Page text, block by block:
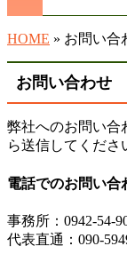
HOME » お問い合
お問い合わせ
弊社へのお問い合
ら送信してくださ
電話でのお問い合
事務所：0942-54-
代表直通：090-